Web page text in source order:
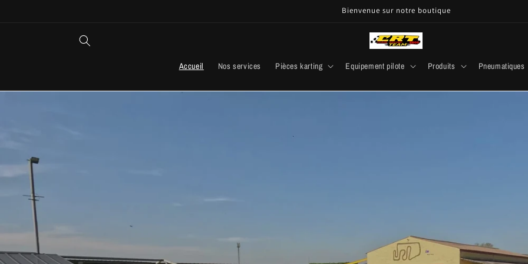
Bienvenue sur notre boutique
Accueil Nos services Pièces karting Equipement pilote Produits Pneumatiques